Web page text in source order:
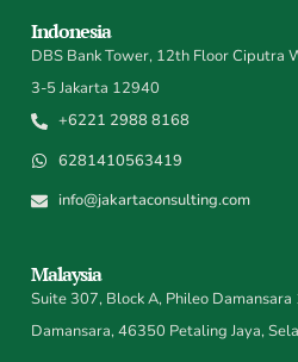
Indonesia
DBS Bank Tower, 12th Floor Ciputra
3-5 Jakarta 12940
+6221 2988 8168
6281410563419
info@jakartaconsulting.com
Malaysia
Suite 307, Block A, Phileo
Damansara, 46350 Petaling Jaya,